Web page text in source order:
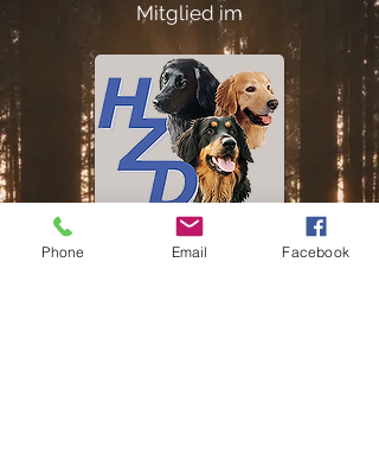
Mitglied im
Phone Email Facebook